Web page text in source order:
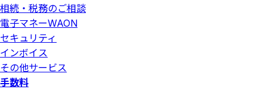
相続・税務のご相談
電子マネーWAON
セキュリティ
インボイス
その他サービス
手数料